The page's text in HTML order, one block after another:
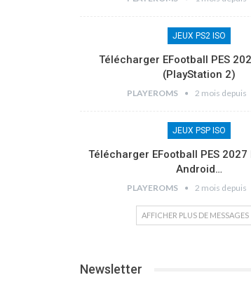
JEUX PS2 ISO
Télécharger EFootball PES
(PlayStation 2)
PLAYEROMS 2 mois depuis
JEUX PSP ISO
Télécharger EFootball PES 2027
Android…
PLAYEROMS 2 mois depuis
AFFICHER PLUS DE MESSAGES
Newsletter